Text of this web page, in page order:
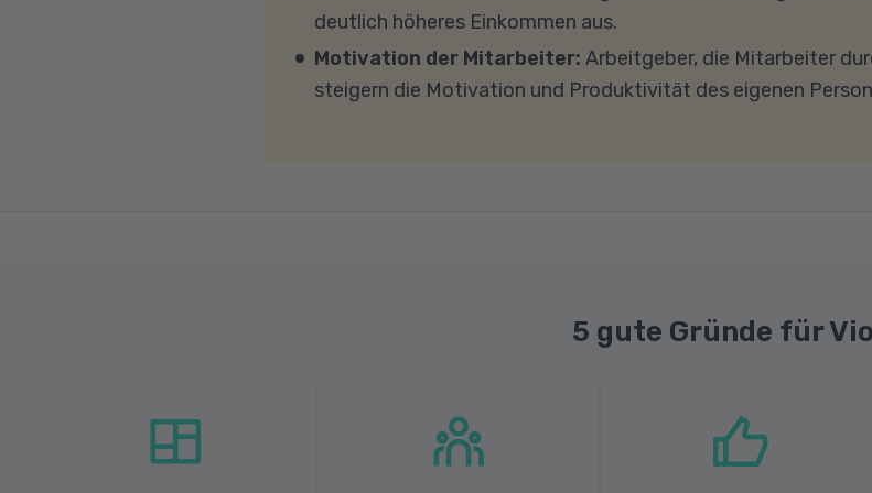
Übertragung eine gute Internetverbindung mit einer
Fragen sprechen Sie uns gerne an.
deutlich höheres Einkommen aus.
Motivation der Mitarbeiter: Arbeitgeber, die Mitarbeiter
steigern die Motivation und Produktivität des eigenen
5 gute Gründe für